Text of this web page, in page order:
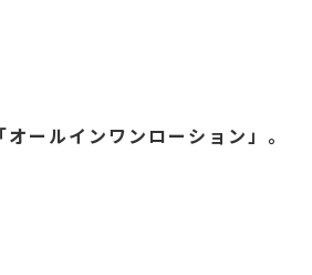
「オールインワンローション」。